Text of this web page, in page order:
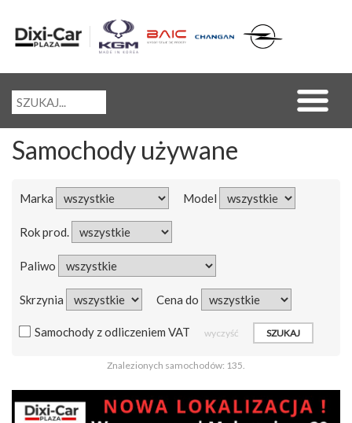
Samochody używane
Marka Model
Rok prod.
Paliwo
Skrzynia Cena do
Samochody z odliczeniem VAT wyczyść
Znalezionych samochodów: 135.